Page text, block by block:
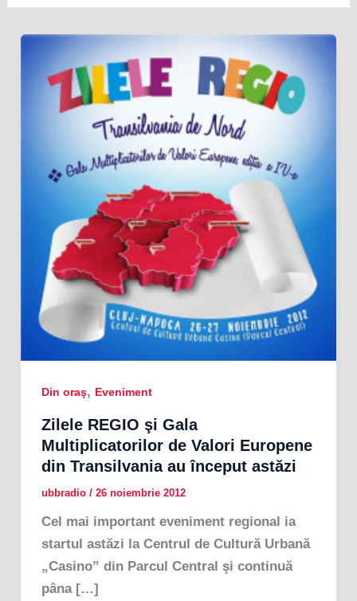
Din oraş, Eveniment
Zilele REGIO şi Gala
Multiplicatorilor de Valori Europene
din Transilvania au început astăzi
ubbradio / 26 noiembrie 2012
Cel mai important eveniment regional ia
startul astăzi la Centrul de Cultură Urbană
„Casino” din Parcul Central şi continuă
pâna […]